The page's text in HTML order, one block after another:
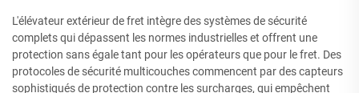
L'élévateur extérieur de fret intègre des systèmes de sécurité
complets qui dépassent les normes industrielles et offrent une
protection sans égale tant pour les opérateurs que pour le fret. Des
protocoles de sécurité multicouches commencent par des capteurs
sophistiqués de protection contre les surcharges, qui empêchent